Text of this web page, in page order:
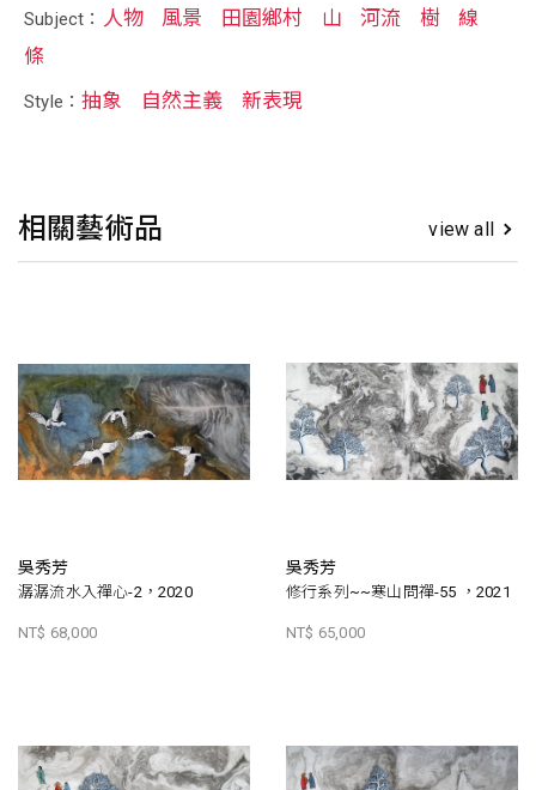
Subject： 人物 風景 田園鄉村 山 河流 樹
線
條
Style：抽象 自然主義 新表現
相關藝術品 view all
吳秀芳
潺潺流水入禪心-2，2020
NT$ 68,000
吳秀芳
修行系列~~寒山問禪-55 ，2021
NT$ 65,000